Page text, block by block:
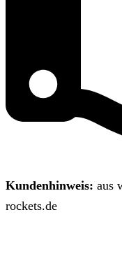
Kundenhinweis: aus
rockets.de